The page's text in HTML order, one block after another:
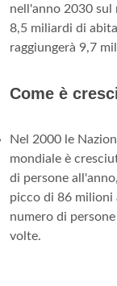
nell'anno 2030 sul
8,5 miliardi di
raggiungerà 9,7
Come è
Nel 2000 le
mondiale è
di persone
picco di 86 milioni
numero di
volte.